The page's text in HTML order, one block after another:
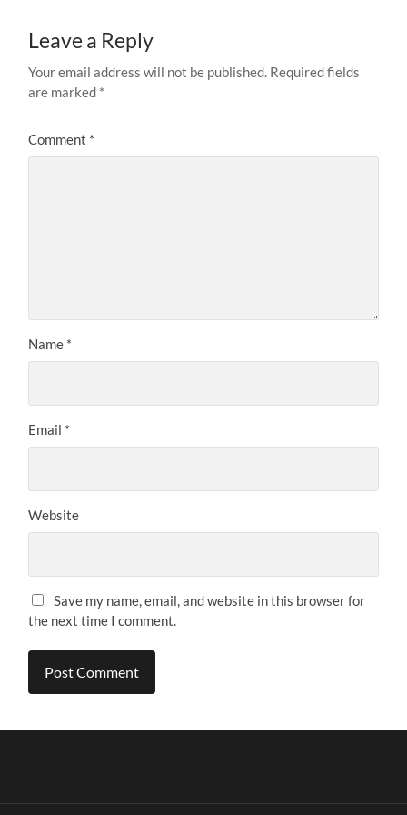
Leave a Reply
Your email address will not be published. Required fields
are marked *
Comment *
Name *
Email *
Website
Save my name, email, and website in this browser for
the next time I comment.